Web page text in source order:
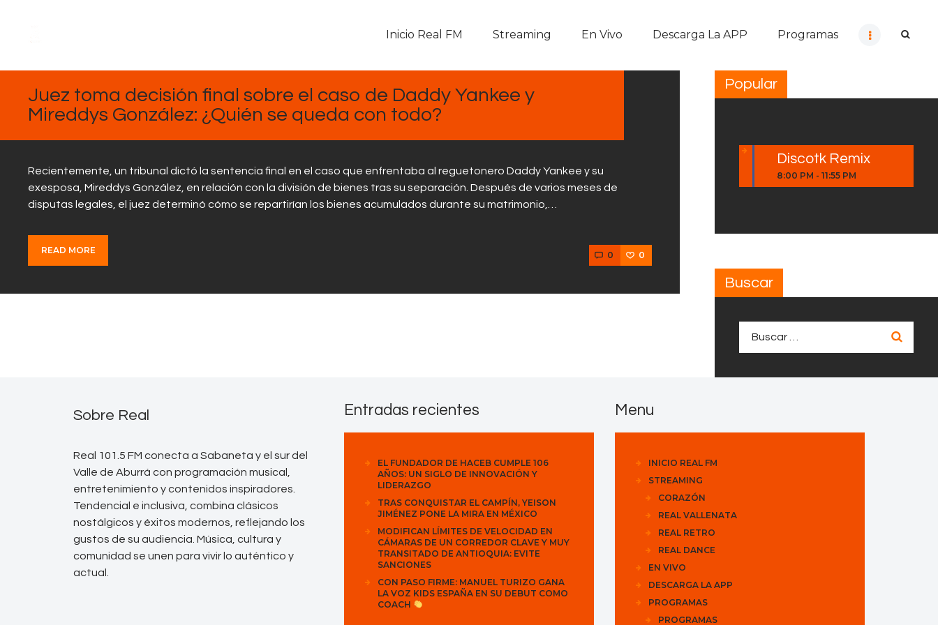
Inicio Real FM Streaming En Vivo Descarga La APP Programas
En Vivo
Descarga La APP
Programas
Noticias
Juez toma decisión final sobre el caso de Daddy Yankee y
Mireddys González: ¿Quién se queda con todo?
Recientemente, un tribunal dictó la sentencia final en el caso que enfrentaba al reguetonero Daddy Yankee y su
exesposa, Mireddys González, en relación con la división de bienes tras su separación. Después de varios meses de
disputas legales, el juez determinó cómo se repartirían los bienes acumulados durante su matrimonio,…
READ MORE 0 0
Popular
Discotk Remix
8:00 PM -11:55 PM
Buscar
Sobre Real
Real 101.5 FM conecta a Sabaneta y el sur del
Valle de Aburrá con programación musical,
entretenimiento y contenidos inspiradores.
Tendencial e inclusiva, combina clásicos
nostálgicos y éxitos modernos, reflejando los
gustos de su audiencia. Música, cultura y
comunidad se unen para vivir lo auténtico y
actual.
Entradas recientes
EL FUNDADOR DE HACEB CUMPLE 106
AÑOS: UN SIGLO DE INNOVACIÓN Y
LIDERAZGO
TRAS CONQUISTAR EL CAMPÍN, YEISON
JIMÉNEZ PONE LA MIRA EN MÉXICO
MODIFICAN LÍMITES DE VELOCIDAD EN
CÁMARAS DE UN CORREDOR CLAVE Y MUY
TRANSITADO DE ANTIOQUIA: EVITE
SANCIONES
CON PASO FIRME: MANUEL TURIZO GANA
LA VOZ KIDS ESPAÑA EN SU DEBUT COMO
COACH
Menu
INICIO REAL FM
STREAMING
CORAZÓN
REAL VALLENATA
REAL RETRO
REAL DANCE
EN VIVO
DESCARGA LA APP
PROGRAMAS
PROGRAMAS